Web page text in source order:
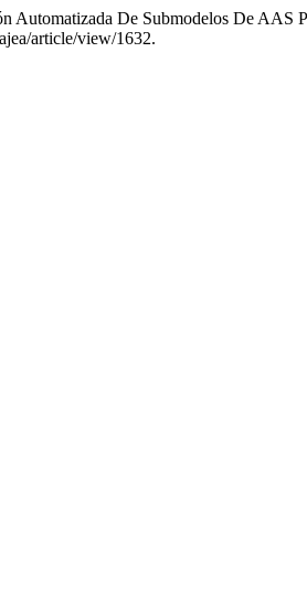
Automatizada De Submodelos De AAS
article/view/1632.